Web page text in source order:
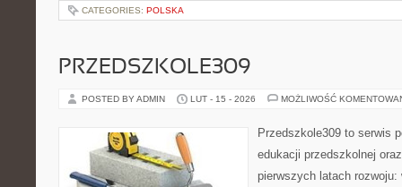
CATEGORIES: POLSKA
PRZEDSZKOLE309
POSTED BY ADMIN LUT - 15 - 2026 MOŻLIWOŚĆ
Przedszkole309 to serwis
edukacji przedszkolnej
pierwszych latach